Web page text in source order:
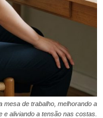
mesa de trabalho, melhorando a
e aliviando a tensão nas costas.